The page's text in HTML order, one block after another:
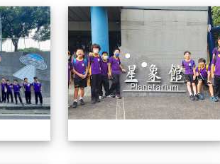
114學年四年級戶外教學